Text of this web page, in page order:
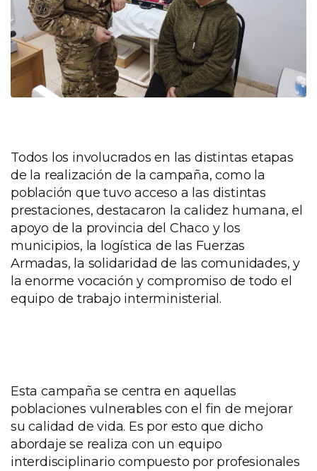
Todos los involucrados en las distintas etapas
de la realización de la campaña, como la
población que tuvo acceso a las distintas
prestaciones, destacaron la calidez humana, el
apoyo de la provincia del Chaco y los
municipios, la logística de las Fuerzas
Armadas, la solidaridad de las comunidades, y
la enorme vocación y compromiso de todo el
equipo de trabajo interministerial.
Esta campaña se centra en aquellas
poblaciones vulnerables con el fin de mejorar
su calidad de vida. Es por esto que dicho
abordaje se realiza con un equipo
interdisciplinario compuesto por profesionales